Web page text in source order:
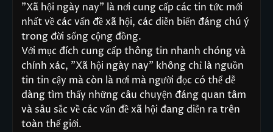
"Xã hội ngày nay" là nơi cung cấp các tin tức mới
nhất về các vấn đề xã hội, các diễn biến đáng chú ý
trong đời sống cộng đồng.
Với mục đích cung cấp thông tin nhanh chóng và
chính xác, "Xã hội ngày nay" không chỉ là nguồn
tin tin cậy mà còn là nơi mà người đọc có thể dễ
dàng tìm thấy những câu chuyện đáng quan tâm
và sâu sắc về các vấn đề xã hội đang diễn ra trên
toàn thế giới.